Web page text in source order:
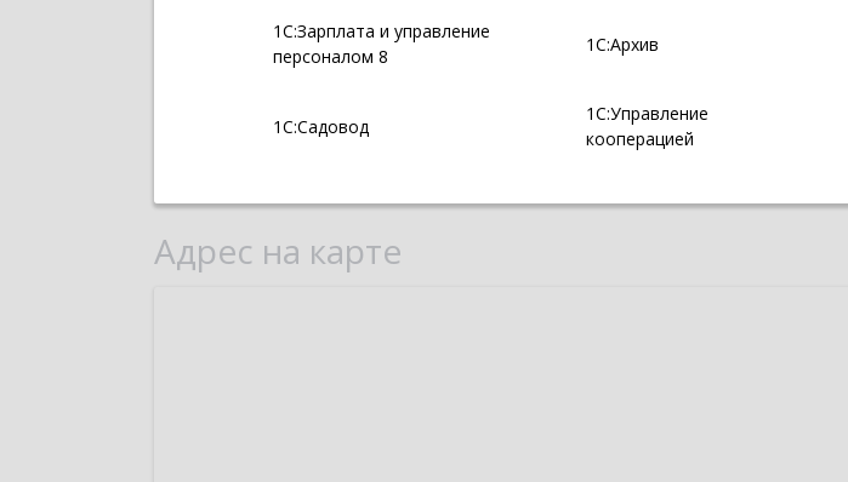
1С:Зарплата и управление
персоналом 8
1С:Архив
1С:Садовод
1С:Управление
кооперацией
Адрес на карте